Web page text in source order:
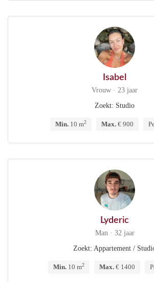
Isabel
Vrouw · 23 jaar
Zoekt: Studio
Min.10 m2 Max.€ 900
Lyderic
Man · 32 jaar
Zoekt: Appartement /
Min. 10 m2 Max. € 1400